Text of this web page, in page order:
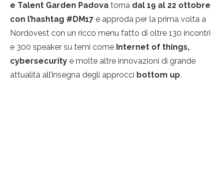
e Talent Garden Padova torna dal 19 al 22 ottobre
con l’hashtag #DM17 e approda per la prima volta a
Nordovest con un ricco menu fatto di oltre 130 incontri
e 300 speaker su temi come Internet of things,
cybersecurity e molte altre innovazioni di grande
attualità all’insegna degli approcci bottom up.